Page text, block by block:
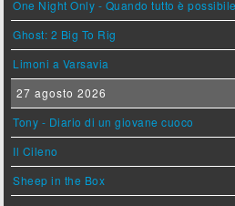
One Night Only - Quando tutto è possibile
Ghost: 2 Big To Rig
Limoni a Varsavia
27 agosto 2026
Tony - Diario di un giovane cuoco
Il Cileno
Sheep in the Box